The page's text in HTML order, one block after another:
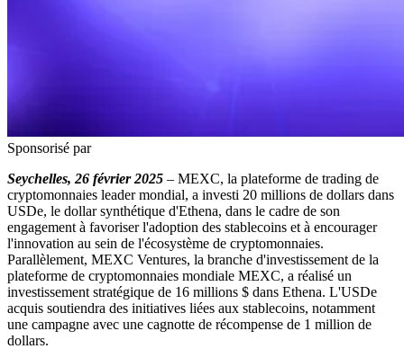
Sponsorisé par
Seychelles, 26 février 2025 – MEXC, la plateforme de trading de
cryptomonnaies leader mondial, a investi 20 millions de dollars dans
USDe, le dollar synthétique d'Ethena, dans le cadre de son
engagement à favoriser l'adoption des stablecoins et à encourager
l'innovation au sein de l'écosystème de cryptomonnaies.
Parallèlement, MEXC Ventures, la branche d'investissement de la
plateforme de cryptomonnaies mondiale MEXC, a réalisé un
investissement stratégique de 16 millions $ dans Ethena. L'USDe
acquis soutiendra des initiatives liées aux stablecoins, notamment
une campagne avec une cagnotte de récompense de 1 million de
dollars.